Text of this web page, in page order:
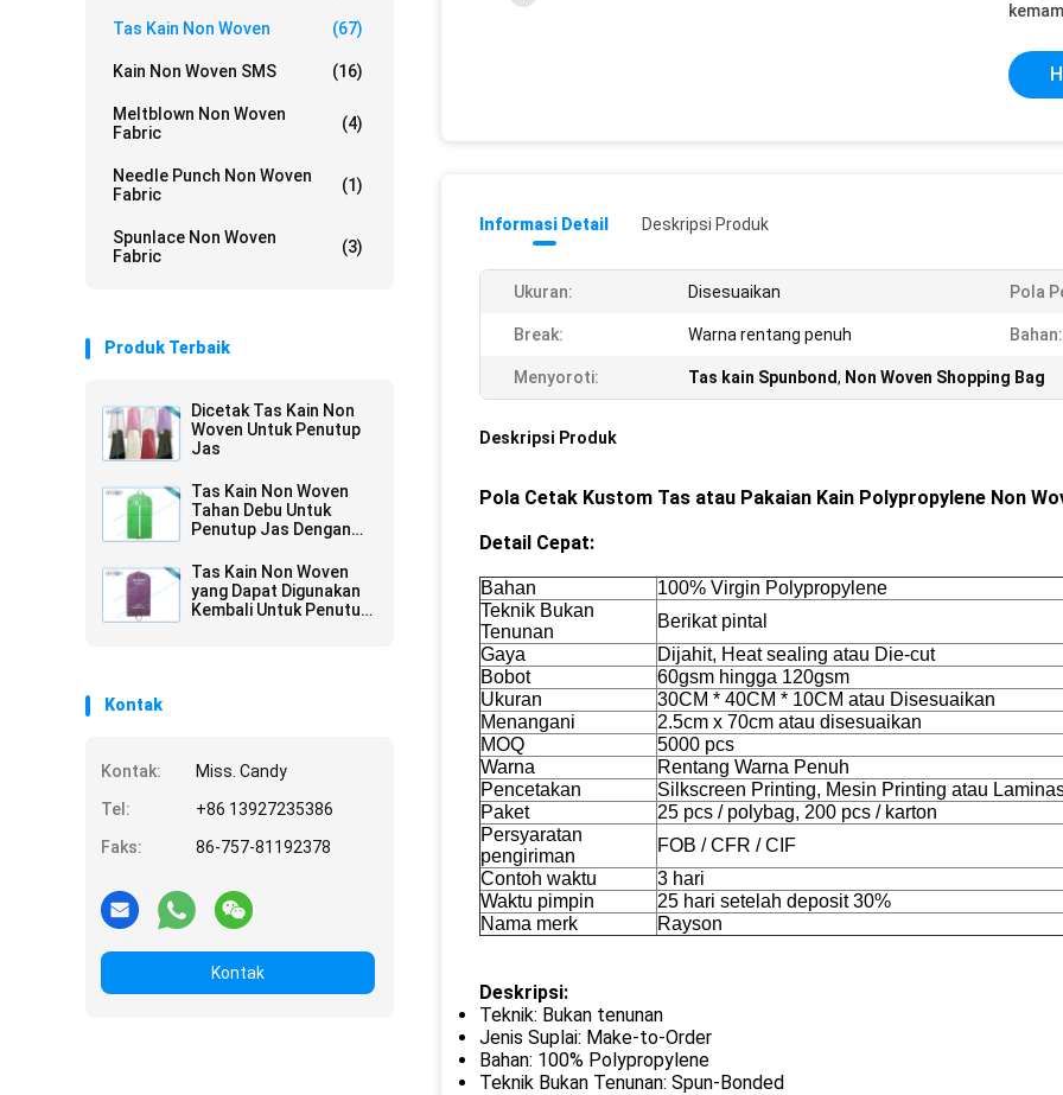
Tas Kain Non Woven (67)
Kain Non Woven SMS (16)
Meltblown Non Woven
Fabric
(4)
Needle Punch Non Woven
Fabric
(1)
Spunlace Non Woven
Fabric
(3)
Produk Terbaik
Dicetak Tas Kain Non
Woven Untuk Penutup
Jas
Tas Kain Non Woven
Tahan Debu Untuk
Penutup Jas Dengan
Tas Kain Non Woven
yang Dapat Digunakan
Kembali Untuk Penutup
Kontak
Kontak:
Miss. Candy
Tel:
+86 13927235386
Faks:
86-757-81192378
Kontak
Informasi Detail Deskripsi Produk
Ukuran: Disesuaikan Pola
Break: Warna rentang penuh Bahan:
Menyoroti: Tas kain Spunbond, Non Woven Shopping Bag
Deskripsi Produk
Pola Cetak Kustom Tas atau Pakaian Kain Polypropylene Non
Detail Cepat:
Bahan
100% Virgin Polypropylene
Teknik Bukan
Tenunan
Berikat pintal
Gaya
Dijahit, Heat sealing atau Die-cut
Bobot
60gsm hingga 120gsm
Ukuran
30CM * 40CM * 10CM atau Disesuaikan
Menangani
2.5cm x 70cm atau disesuaikan
MOQ
5000 pcs
Warna
Rentang Warna Penuh
Pencetakan
Silkscreen Printing, Mesin Printing atau
Paket
25 pcs / polybag, 200 pcs / karton
Persyaratan
pengiriman
FOB / CFR / CIF
Contoh waktu
3 hari
Waktu pimpin
25 hari setelah deposit 30%
Nama merk
Rayson
Deskripsi:
Teknik: Bukan tenunan
Jenis Suplai: Make-to-Order
Bahan: 100% Polypropylene
Teknik Bukan Tenunan: Spun-Bonded